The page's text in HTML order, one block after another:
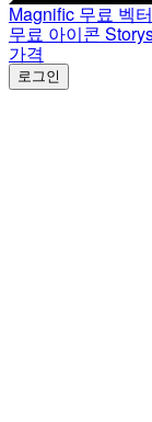
Magnific 무료 벡
무료 아이콘
가격
로그인